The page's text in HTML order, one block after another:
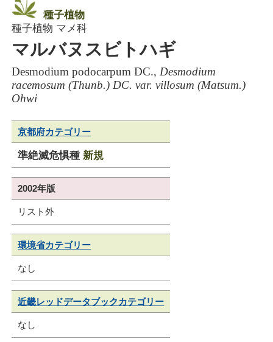
種子植物
種子植物 マメ科
マルバヌスビトハギ
Desmodium podocarpum DC.,Desmodium
racemosum (Thunb.) DC. var. villosum (Matsum.)
Ohwi
京都府カテゴリー
準絶滅危惧種新規
2002年版
リスト外
環境省カテゴリー
なし
近畿レッドデータブックカテゴリー
なし